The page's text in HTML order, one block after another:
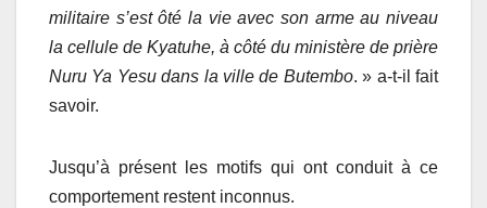
militaire s’est ôté la vie avec son arme au niveau
la cellule de Kyatuhe, à côté du ministère de prière
Nuru Ya Yesu dans la ville de Butembo. » a-t-il fait
savoir.
Jusqu’à présent les motifs qui ont conduit à ce
comportement restent inconnus.